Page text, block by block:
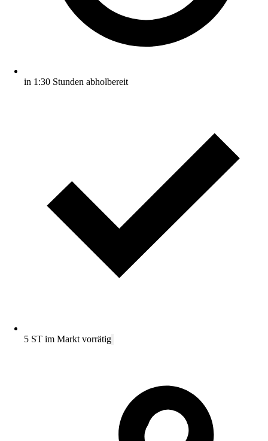
in 1:30 Stunden abholbereit
5 ST im Markt vorrätig